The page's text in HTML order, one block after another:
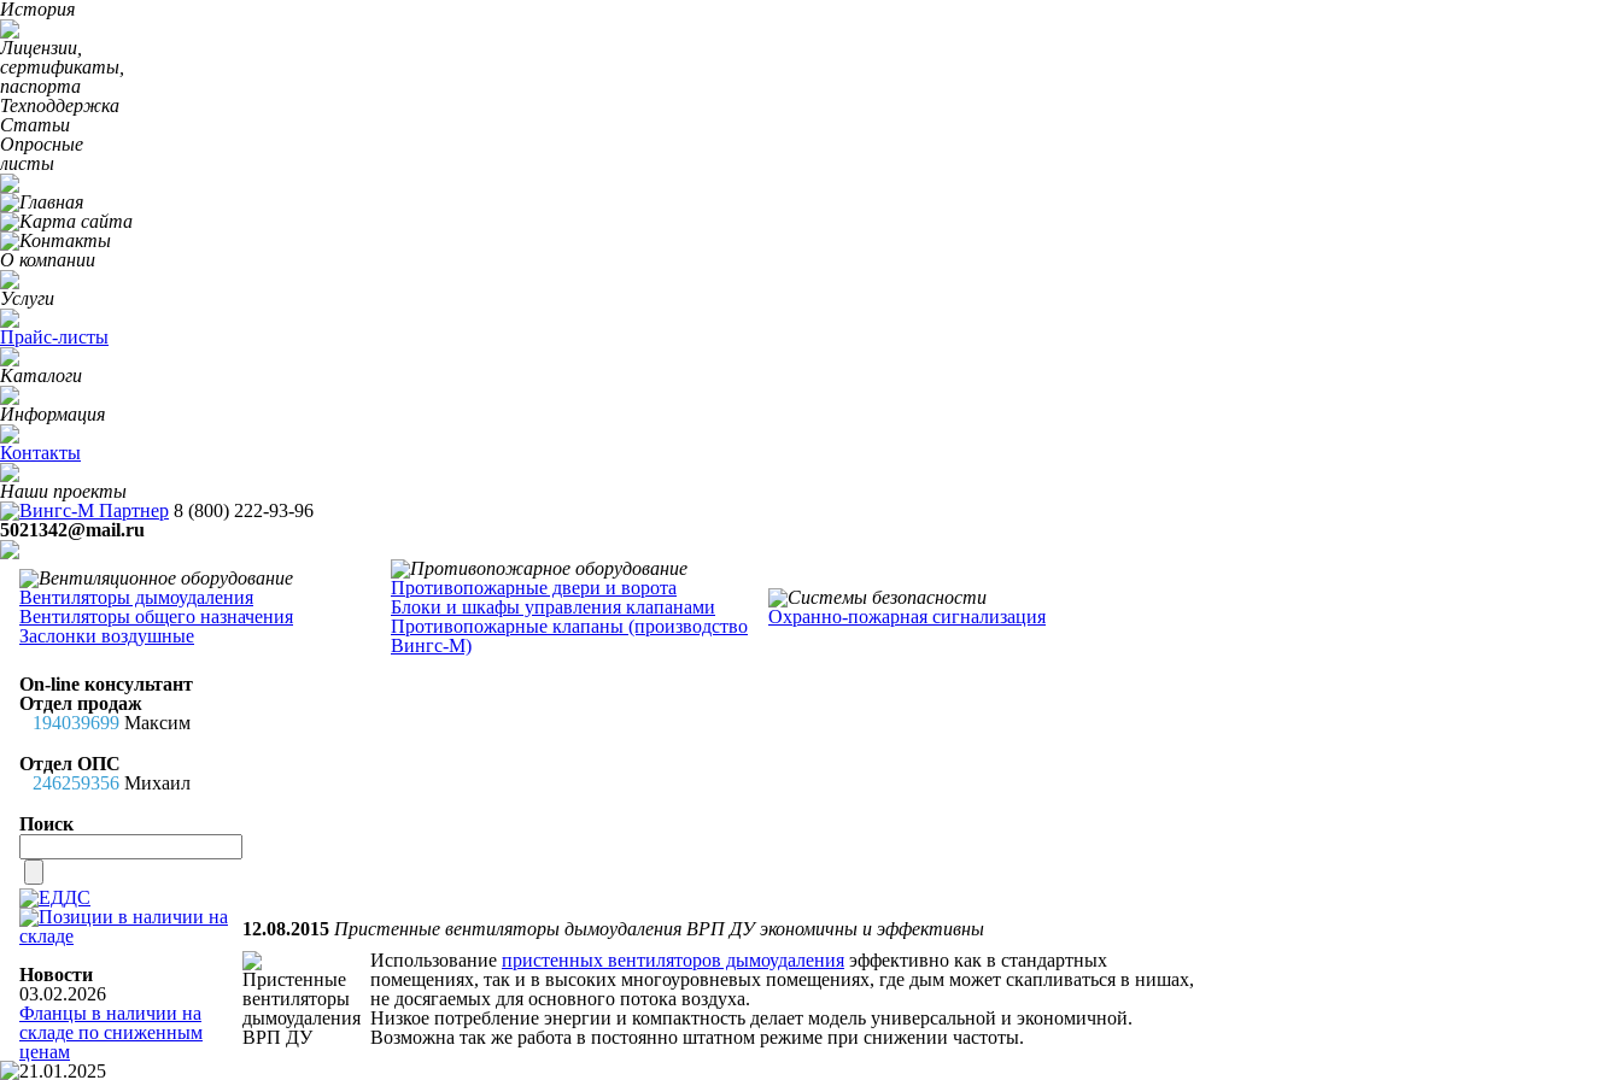
История
Лицензии,
сертификаты,
паспорта
Техподдержка
Статьи
Опросные
листы
О компании
Услуги
Прайс-листы
Каталоги
Информация
Контакты
Наши проекты
8 (800) 222-93-96
5021342@mail.ru
Вентиляторы дымоудаления
Вентиляторы общего назначения
Заслонки воздушные
Противопожарные двери и ворота
Блоки и шкафы управления клапанами
Противопожарные клапаны (производство
Вингс-М)
Охранно-пожарная сигнализация
On-line консультант
Отдел продаж
194039699 Максим
Отдел ОПС
246259356 Михаил
Поиск
Новости
03.02.2026
Фланцы в наличии на
складе по сниженным
ценам
21.01.2025
12.08.2015 Пристенные вентиляторы дымоудаления ВРП ДУ экономичны и эффективны
Использование пристенных вентиляторов дымоудаления эффективно как в стандартных
помещениях, так и в высоких многоуровневых помещениях, где дым может скапливаться в нишах,
не досягаемых для основного потока воздуха.
Низкое потребление энергии и компактность делает модель универсальной и экономичной.
Возможна так же работа в постоянно штатном режиме при снижении частоты.